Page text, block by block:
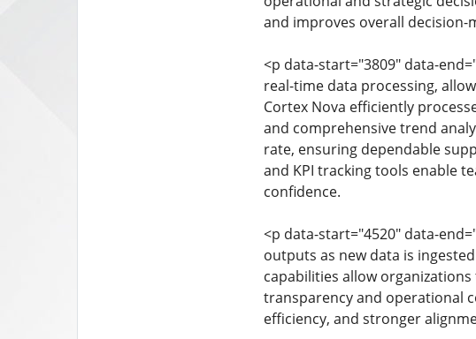
and improves overall decision-
<p data-start="3809" data-
real-time data processing,
Cortex Nova efficiently
and comprehensive trend
rate, ensuring dependable
and KPI tracking tools enable
confidence.
<p data-start="4520" data-
outputs as new data is
capabilities allow
transparency and operational
efficiency, and stronger